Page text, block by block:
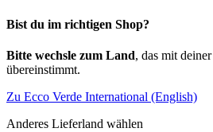
Bist du im richtigen Shop?
Bitte wechsle zum Land, das mit
übereinstimmt.
Zu Ecco Verde International (English)
Anderes Lieferland wählen